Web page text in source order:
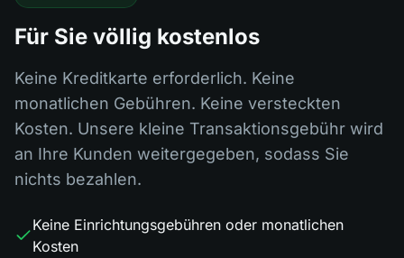
Für Sie völlig kostenlos
Keine Kreditkarte erforderlich. Keine
monatlichen Gebühren. Keine versteckten
Kosten. Unsere kleine Transaktionsgebühr wird
an Ihre Kunden weitergegeben, sodass Sie
nichts bezahlen.
Keine Einrichtungsgebühren oder monatlichen
Kosten